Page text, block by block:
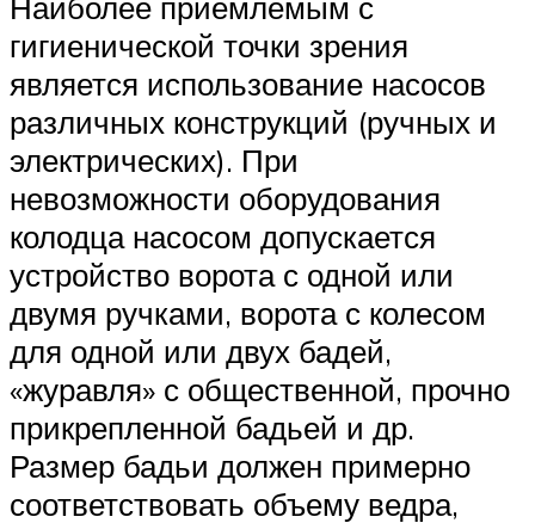
гигиенической точки зрения
является использование насосов
различных конструкций (ручных и
электрических). При
невозможности оборудования
колодца насосом допускается
устройство ворота с одной или
двумя ручками, ворота с колесом
для одной или двух бадей,
«журавля» с общественной, прочно
прикрепленной бадьей и др.
Размер бадьи должен примерно
соответствовать объему ведра,